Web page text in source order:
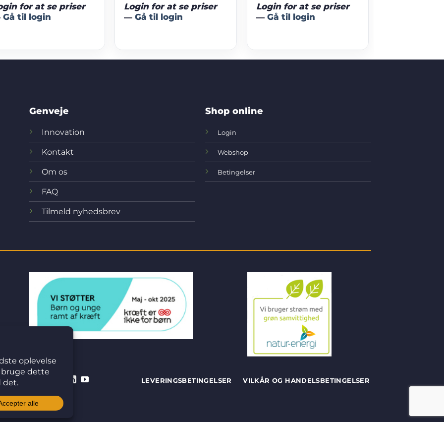
for at se priser
Gå til login
Login for at se priser
—Gå til login
Login for at se priser
— Gå til login
Genveje
Innovation
Kontakt
Om os
FAQ
Tilmeld nyhedsbrev
Shop online
Login
Webshop
Betingelser
LEVERINGSBETINGELSER VILKÅR OG HANDELSBETINGELSER